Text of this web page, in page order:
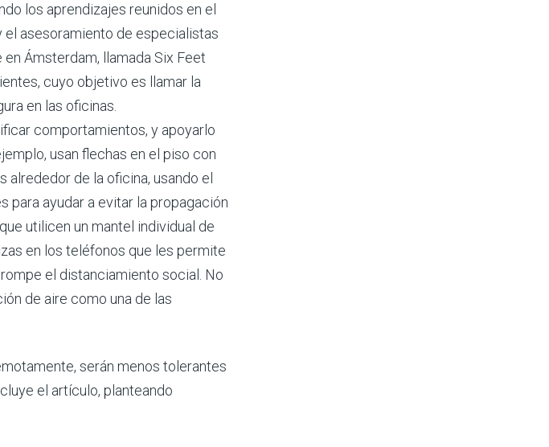
los aprendizajes reunidos en el
el asesoramiento de especialistas
Ámsterdam, llamada Six Feet
cuyo objetivo es llamar la
en las oficinas.
comportamientos, y apoyarlo
usan flechas en el piso con
alrededor de la oficina, usando el
para ayudar a evitar la propagación
utilicen un mantel individual de
en los teléfonos que les permite
el distanciamiento social. No
de aire como una de las
serán menos tolerantes
el artículo, planteando